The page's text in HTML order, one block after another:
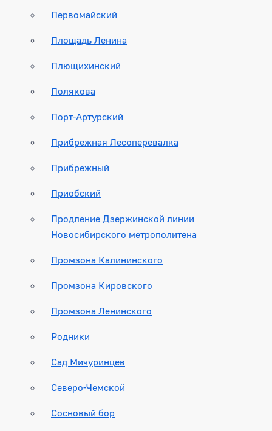
Первомайский
Площадь Ленина
Плющихинский
Полякова
Порт-Артурский
Прибрежная Лесоперевалка
Прибрежный
Приобский
Продление Дзержинской линии
Новосибирского метрополитена
Промзона Калининского
Промзона Кировского
Промзона Ленинского
Родники
Сад Мичуринцев
Северо-Чемской
Сосновый бор